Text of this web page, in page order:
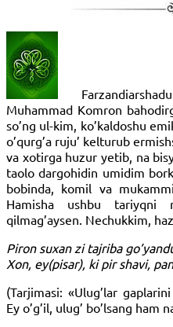
Muhammad Komron
so’ng ul-kim, ko’kaldoshu
o’qurg’a ruju’ kelturub
va xotirga huzur yetib, na
taolo dargohidin umidim
bobinda, komil va
Hamisha ushbu tariyqni
qilmag’aysen. Nechukkim,
Piron suxan zi tajriba
Xon, ey(pisar), ki pir shavi,
(Tarjimasi: «Ulug’lar
Ey o’g’il, ulug’ bo’lsang ham